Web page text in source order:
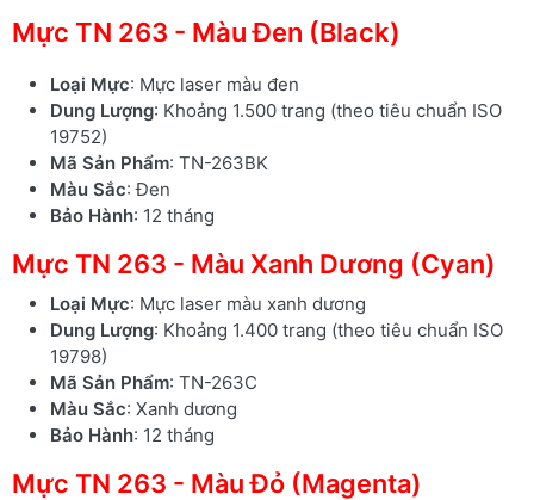
Mực TN 263 - Màu Đen (Black)
Loại Mực: Mực laser màu đen
Dung Lượng: Khoảng 1.500 trang (theo tiêu chuẩn ISO
19752)
Mã Sản Phẩm: TN-263BK
Màu Sắc: Đen
Bảo Hành: 12 tháng
Mực TN 263 - Màu Xanh Dương (Cyan)
Loại Mực: Mực laser màu xanh dương
Dung Lượng: Khoảng 1.400 trang (theo tiêu chuẩn ISO
19798)
Mã Sản Phẩm: TN-263C
Màu Sắc: Xanh dương
Bảo Hành: 12 tháng
Mực TN 263 - Màu Đỏ (Magenta)